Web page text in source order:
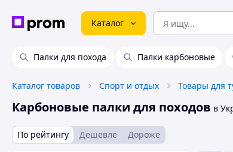
Каталог
Палки для похода Палки карбоновые
Каталог товаров Спорт и отдых Товары для
Карбоновые палки для походов в
По рейтингу Дешевле Дороже